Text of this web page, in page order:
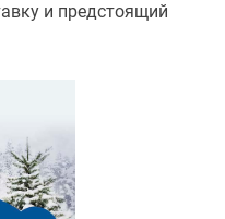
и предстоящий